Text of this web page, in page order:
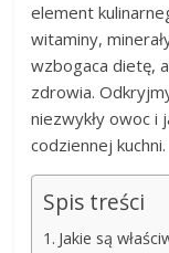
element
witaminy,
wzbogaca dietę,
zdrowia.
niezwykły owoc i
codziennej kuchni.
Spis treści
Jakie są